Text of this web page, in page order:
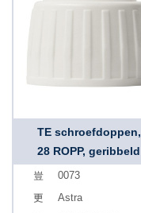
TE schroefdoppen,
28 ROPP, geribbeld
0073
Astra